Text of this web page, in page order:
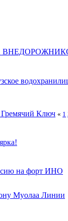
Гремячий Ключ « 1
на форт ИНО
Муолаа Линии